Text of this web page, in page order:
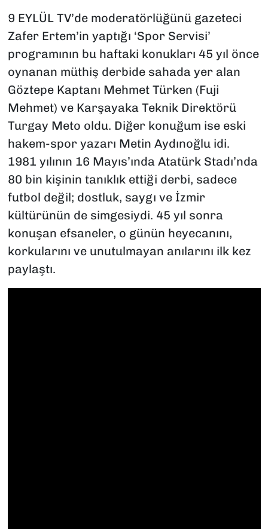
9 EYLÜL TV’de moderatörlüğünü gazeteci
Zafer Ertem’in yaptığı ‘Spor Servisi’
programının bu haftaki konukları 45 yıl önce
oynanan müthiş derbide sahada yer alan
Göztepe Kaptanı Mehmet Türken (Fuji
Mehmet) ve Karşayaka Teknik Direktörü
Turgay Meto oldu. Diğer konuğum ise eski
hakem-spor yazarı Metin Aydınoğlu idi.
1981 yılının 16 Mayıs’ında Atatürk Stadı’nda
80 bin kişinin tanıklık ettiği derbi, sadece
futbol değil; dostluk, saygı ve İzmir
kültürünün de simgesiydi. 45 yıl sonra
konuşan efsaneler, o günün heyecanını,
korkularını ve unutulmayan anılarını ilk kez
paylaştı.